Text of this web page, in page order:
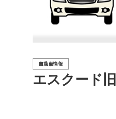
エスクード
自動車情報